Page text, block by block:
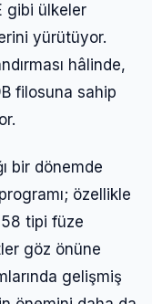
gibi ülkeler
yürütüyor.
hâlinde,
filosuna sahip
bir dönemde
özellikle
tipi füze
göz önüne
gelişmiş